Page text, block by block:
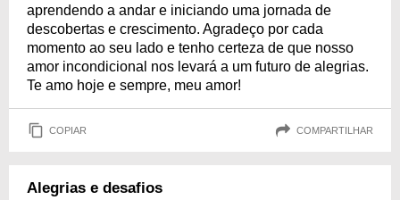
aprendendo a andar e iniciando uma jornada de
descobertas e crescimento. Agradeço por cada
momento ao seu lado e tenho certeza de que nosso
amor incondicional nos levará a um futuro de alegrias.
Te amo hoje e sempre, meu amor!
COPIAR COMPARTILHAR
Alegrias e desafios